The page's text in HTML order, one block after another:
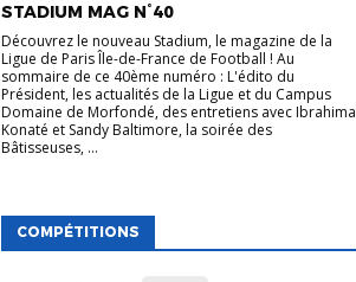
STADIUM MAG N°40
Découvrez le nouveau Stadium, le magazine de la
Ligue de Paris Île-de-France de Football ! Au
sommaire de ce 40ème numéro : L'édito du
Président, les actualités de la Ligue et du Campus
Domaine de Morfondé, des entretiens avec Ibrahima
Konaté et Sandy Baltimore, la soirée des
Bâtisseuses, ...
COMPÉTITIONS